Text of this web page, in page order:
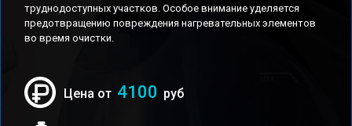
труднодоступных участков. Особое внимание уделяется
предотвращению повреждения нагревательных элементов
во время очистки.
Цена от 4100 руб